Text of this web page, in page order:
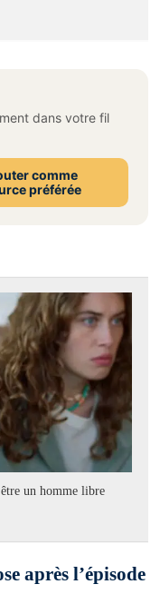
dans votre fil
comme
préférée
un homme libre
après l’épisode